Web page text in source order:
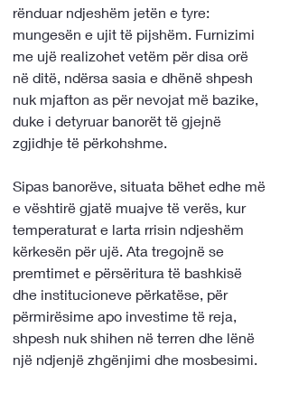
rënduar ndjeshëm jetën e tyre:
mungesën e ujit të pijshëm. Furnizimi
me ujë realizohet vetëm për disa orë
në ditë, ndërsa sasia e dhënë shpesh
nuk mjafton as për nevojat më bazike,
duke i detyruar banorët të gjejnë
zgjidhje të përkohshme.
Sipas banorëve, situata bëhet edhe më
e vështirë gjatë muajve të verës, kur
temperaturat e larta rrisin ndjeshëm
kërkesën për ujë. Ata tregojnë se
premtimet e përsëritura të bashkisë
dhe institucioneve përkatëse, për
përmirësime apo investime të reja,
shpesh nuk shihen në terren dhe lënë
një ndjenjë zhgënjimi dhe mosbesimi.